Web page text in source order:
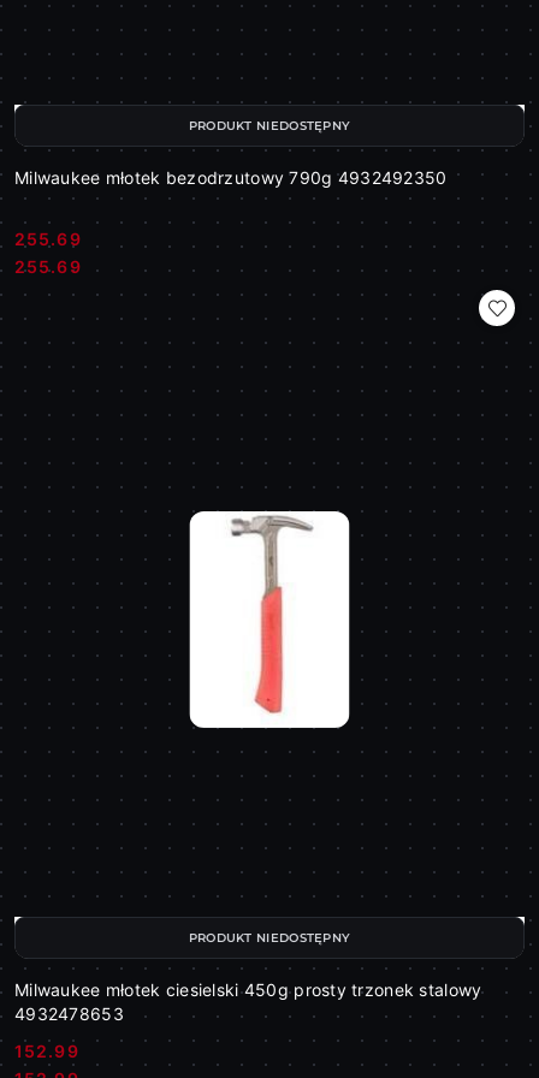
Milwaukee młotek bezodrzutowy 790g 4932492350
Cena:
255.69
Cena:
255.69
PRODUKT NIEDOSTĘPNY
Milwaukee młotek ciesielski 450g prosty trzonek stalowy
4932478653
152.99
PRODUKT NIEDOSTĘPNY